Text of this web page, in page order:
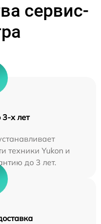
сервис-
3-х лет
техники Yukon и
до 3 лет.